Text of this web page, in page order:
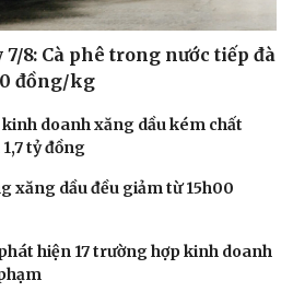
8: Cà phê trong nước tiếp đà
đồng/kg
doanh xăng dầu kém chất
tỷ đồng
xăng dầu đều giảm từ 15h00
hiện 17 trường hợp kinh doanh